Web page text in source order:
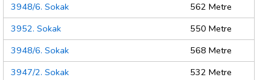
3948/6. Sokak
562 Metre
3952. Sokak
550 Metre
3948/6. Sokak
568 Metre
3947/2. Sokak
532 Metre